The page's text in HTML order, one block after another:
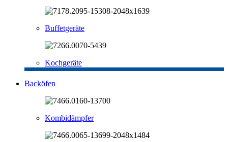
Buffetgeräte
Kochgeräte
Backöfen
Kombidämpfer